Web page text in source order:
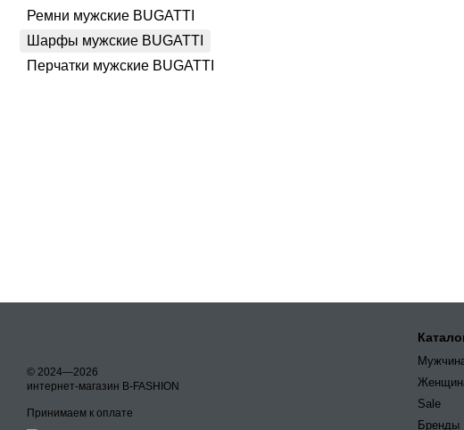
Ремни мужские BUGATTI
Шарфы мужские BUGATTI
Перчатки мужские BUGATTI
© 2024—2026
интернет-магазин B-FASHION
Принимаем к оплате
Sale
Бренды